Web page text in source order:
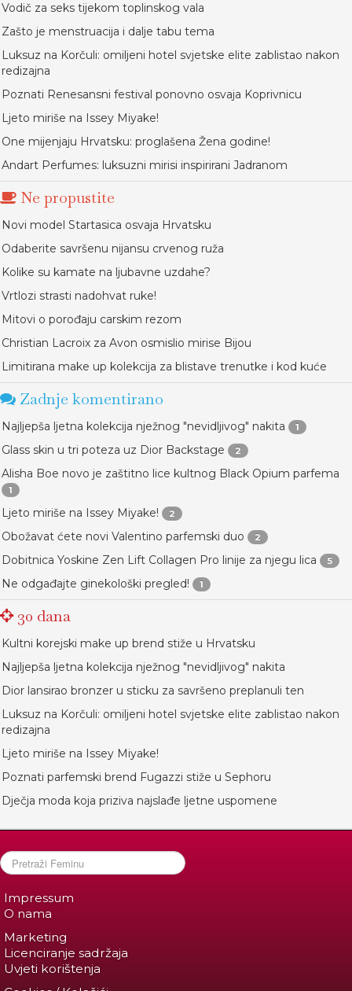
Vodič za seks tijekom toplinskog vala
Zašto je menstruacija i dalje tabu tema
Luksuz na Korčuli: omiljeni hotel svjetske elite zablistao nakon
redizajna
Poznati Renesansni festival ponovno osvaja Koprivnicu
Ljeto miriše na Issey Miyake!
One mijenjaju Hrvatsku: proglašena Žena godine!
Andart Perfumes: luksuzni mirisi inspirirani Jadranom
Ne propustite
Novi model Startasica osvaja Hrvatsku
Odaberite savršenu nijansu crvenog ruža
Kolike su kamate na ljubavne uzdahe?
Vrtlozi strasti nadohvat ruke!
Mitovi o porođaju carskim rezom
Christian Lacroix za Avon osmislio mirise Bijou
Limitirana make up kolekcija za blistave trenutke i kod kuće
Zadnje komentirano
Najljepša ljetna kolekcija nježnog "nevidljivog" nakita 1
Glass skin u tri poteza uz Dior Backstage 2
Alisha Boe novo je zaštitno lice kultnog Black Opium parfema
1
Ljeto miriše na Issey Miyake! 2
Obožavat ćete novi Valentino parfemski duo 2
Dobitnica Yoskine Zen Lift Collagen Pro linije za njegu lica 5
Ne odgađajte ginekološki pregled! 1
30 dana
Kultni korejski make up brend stiže u Hrvatsku
Najljepša ljetna kolekcija nježnog "nevidljivog" nakita
Dior lansirao bronzer u sticku za savršeno preplanuli ten
Luksuz na Korčuli: omiljeni hotel svjetske elite zablistao nakon
redizajna
Ljeto miriše na Issey Miyake!
Poznati parfemski brend Fugazzi stiže u Sephoru
Dječja moda koja priziva najslađe ljetne uspomene
Impressum
O nama
Marketing
Licenciranje sadržaja
Uvjeti korištenja